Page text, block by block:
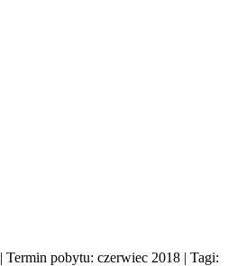
| Termin pobytu: czerwiec 2018 | Tagi: